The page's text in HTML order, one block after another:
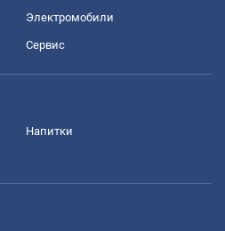
Электромобили
Сервис
Напитки